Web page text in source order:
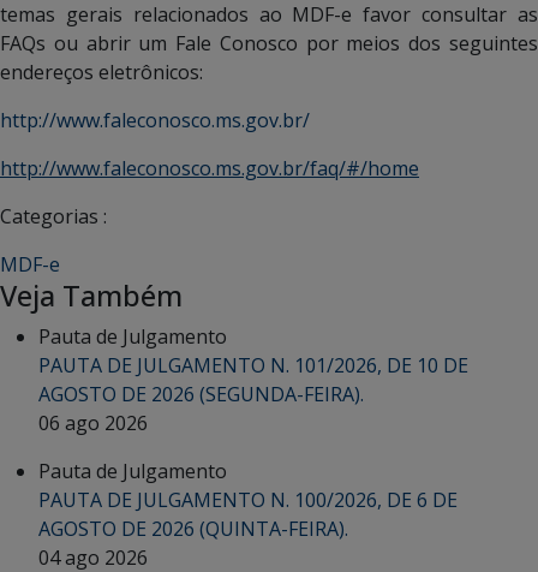
temas gerais relacionados ao MDF-e favor consultar as
FAQs ou abrir um Fale Conosco por meios dos seguintes
endereços eletrônicos:
http://www.faleconosco.ms.gov.br/
http://www.faleconosco.ms.gov.br/faq/#/home
Categorias :
MDF-e
Veja Também
Pauta de Julgamento
PAUTA DE JULGAMENTO N. 101/2026, DE 10 DE
AGOSTO DE 2026 (SEGUNDA-FEIRA).
06 ago 2026
Pauta de Julgamento
PAUTA DE JULGAMENTO N. 100/2026, DE 6 DE
AGOSTO DE 2026 (QUINTA-FEIRA).
04 ago 2026